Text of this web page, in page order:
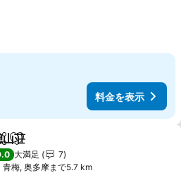
料金を表示
アお気に入りに追加
山荘
大満足
7
青梅, 奥多摩まで5.7 km